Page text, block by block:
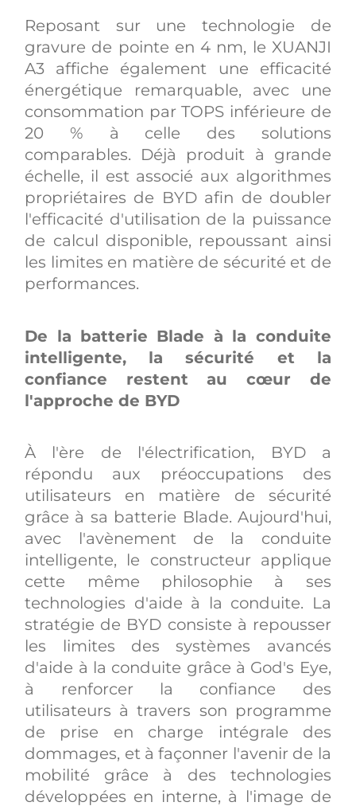
Reposant sur une technologie de
gravure de pointe en 4 nm, le XUANJI
A3 affiche également une efficacité
énergétique remarquable, avec une
consommation par TOPS inférieure de
20 % à celle des solutions
comparables. Déjà produit à grande
échelle, il est associé aux algorithmes
propriétaires de BYD afin de doubler
l'efficacité d'utilisation de la puissance
de calcul disponible, repoussant ainsi
les limites en matière de sécurité et de
performances.
De la batterie Blade à la conduite
intelligente, la sécurité et la
confiance restent au cœur de
l'approche de BYD
À l'ère de l'électrification, BYD a
répondu aux préoccupations des
utilisateurs en matière de sécurité
grâce à sa batterie Blade. Aujourd'hui,
avec l'avènement de la conduite
intelligente, le constructeur applique
cette même philosophie à ses
technologies d'aide à la conduite. La
stratégie de BYD consiste à repousser
les limites des systèmes avancés
d'aide à la conduite grâce à God's Eye,
à renforcer la confiance des
utilisateurs à travers son programme
de prise en charge intégrale des
dommages, et à façonner l'avenir de la
mobilité grâce à des technologies
développées en interne, à l'image de